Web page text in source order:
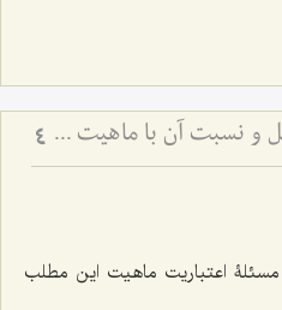
تحلیل فلسفی حقیقت جعل و نسبت آن با ماهیت - بررسی اعتباریت ماهیت در پرتو اصالت وجود 4
اعتباریت ماهیت این مطلب